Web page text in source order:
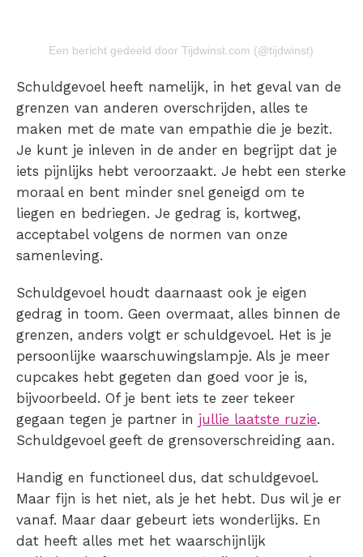
Een bericht gedeeld door Tijdwinst.com (@tijdwinst)
Schuldgevoel heeft namelijk, in het geval van de
grenzen van anderen overschrijden, alles te
maken met de mate van empathie die je bezit.
Je kunt je inleven in de ander en begrijpt dat je
iets pijnlijks hebt veroorzaakt. Je hebt een sterke
moraal en bent minder snel geneigd om te
liegen en bedriegen. Je gedrag is, kortweg,
acceptabel volgens de normen van onze
samenleving.
Schuldgevoel houdt daarnaast ook je eigen
gedrag in toom. Geen overmaat, alles binnen de
grenzen, anders volgt er schuldgevoel. Het is je
persoonlijke waarschuwingslampje. Als je meer
cupcakes hebt gegeten dan goed voor je is,
bijvoorbeeld. Of je bent iets te zeer tekeer
gegaan tegen je partner in jullie laatste ruzie.
Schuldgevoel geeft de grensoverschreiding aan.
Handig en functioneel dus, dat schuldgevoel.
Maar fijn is het niet, als je het hebt. Dus wil je er
vanaf. Maar daar gebeurt iets wonderlijks. En
dat heeft alles met het waarschijnlijk